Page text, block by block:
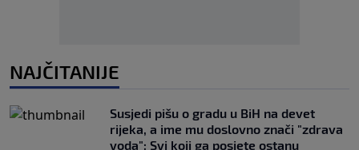
NAJČITANIJE
Susjedi pišu o gradu u BiH na devet
rijeka, a ime mu doslovno znači "zdrava
voda": Svi koji ga posjete ostanu